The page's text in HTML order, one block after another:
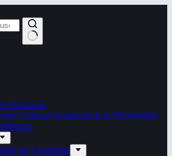
Chamamé
Cultural Inmaterial de la Humanidad
del Chamamé